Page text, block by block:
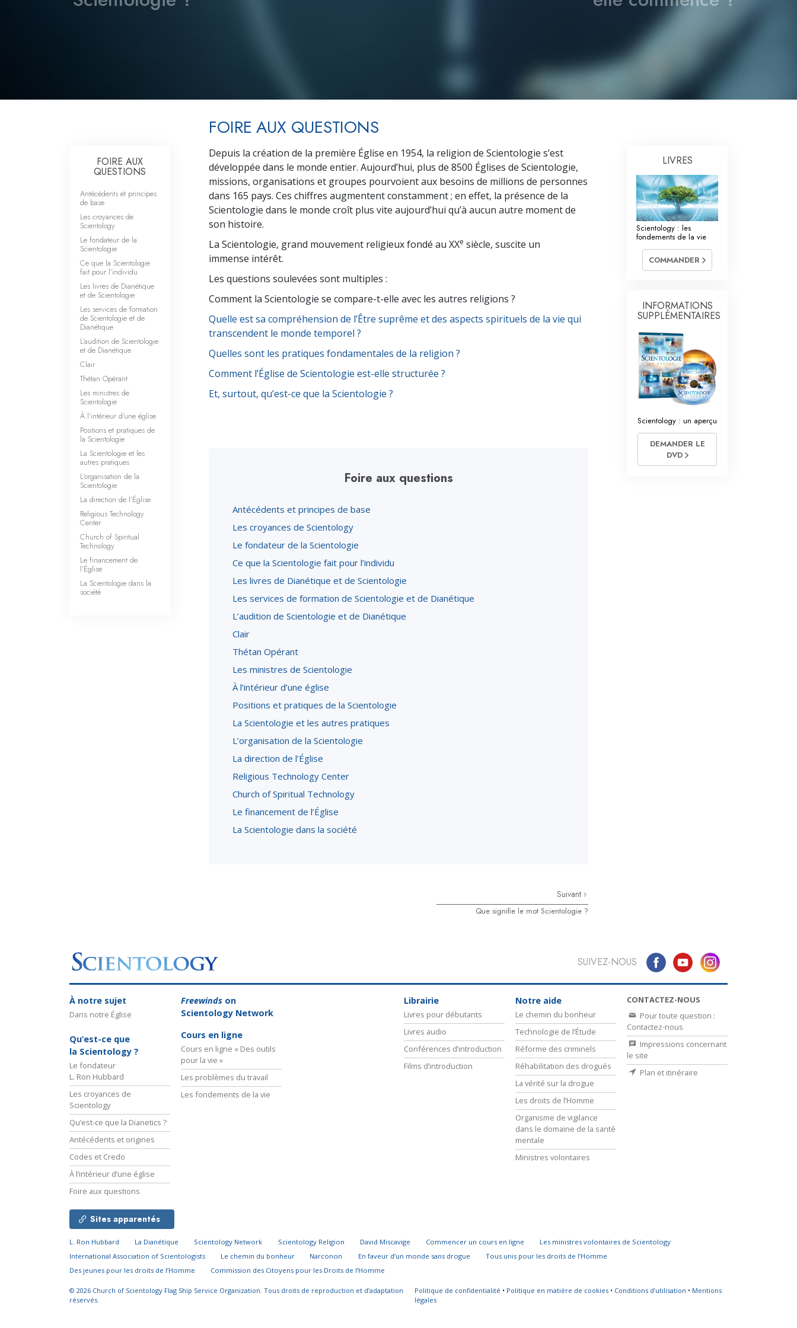
Les ministres volontaires de Scientology
FOIRE AUX QUESTIONS
Depuis la création de la première Église en 1954, la religion de Scientologie s’est
développée dans le monde entier. Aujourd’hui, plus de 8500 Églises de Scientologie,
missions, organisations et groupes pourvoient aux besoins de millions de personnes
dans 165 pays. Ces chiffres augmentent constamment ; en effet, la présence de la
Scientologie dans le monde croît plus vite aujourd’hui qu’à aucun autre moment de
son histoire.
La Scientologie, grand mouvement religieux fondé au XXe siècle, suscite un
immense intérêt.
Les questions soulevées sont multiples :
Comment la Scientologie se compare-t-elle avec les autres religions ?
Quelle est sa compréhension de l’Être suprême et des aspects spirituels de la vie qui
transcendent le monde temporel ?
Quelles sont les pratiques fondamentales de la religion ?
Comment l’Église de Scientologie est-elle structurée ?
Et, surtout, qu’est-ce que la Scientologie ?
Foire aux questions
Antécédents et principes de base
Les croyances de Scientology
Le fondateur de la Scientologie
Ce que la Scientologie fait pour l’individu
Les livres de Dianétique et de Scientologie
Les services de formation de Scientologie et de Dianétique
L’audition de Scientologie et de Dianétique
Clair
Thétan Opérant
Les ministres de Scientologie
À l’intérieur d’une église
Positions et pratiques de la Scientologie
La Scientologie et les autres pratiques
L’organisation de la Scientologie
La direction de l’Église
Religious Technology Center
Church of Spiritual Technology
Le financement de l’Église
La Scientologie dans la société
Suivant
Que signifie le mot Scientologie ?
FOIRE AUX
QUESTIONS
Antécédents et principes
de base
Les croyances de
Scientology
Le fondateur de la
Scientologie
Ce que la Scientologie
fait pour l’individu
Les livres de Dianétique
et de Scientologie
Les services de formation
de Scientologie et de
Dianétique
L’audition de Scientologie
et de Dianétique
Clair
Thétan Opérant
Les ministres de
Scientologie
À l’intérieur d’une église
Positions et pratiques de
la Scientologie
La Scientologie et les
autres pratiques
L’organisation de la
Scientologie
La direction de l’Église
Religious Technology
Center
Church of Spiritual
Technology
Le financement de
l’Église
La Scientologie dans la
société
LIVRES
Scientology : les
fondements de la vie
COMMANDER
INFORMATIONS
SUPPLÉMENTAIRES
Scientology : un aperçu
DEMANDER LE
DVD
SUIVEZ-NOUS
À notre sujet
Dans notre Église
Qu’est-ce que
la Scientology ?
Le fondateur
L. Ron Hubbard
Les croyances de
Scientology
Qu’est-ce que la Dianetics ?
Antécédents et origines
Codes et Credo
À l’intérieur d’une église
Foire aux questions
Freewinds on
Scientology Network
Cours en ligne
Cours en ligne « Des outils
pour la vie »
Les problèmes du travail
Les fondements de la vie
Librairie
Livres pour débutants
Livres audio
Conférences d’introduction
Films d’introduction
Notre aide
Le chemin du bonheur
Technologie de l’Étude
Réforme des criminels
Réhabilitation des drogués
La vérité sur la drogue
Les droits de l’Homme
Organisme de vigilance
dans le domaine de la santé
mentale
Ministres volontaires
CONTACTEZ-NOUS
Pour toute question :
Contactez-nous
Impressions concernant
le site
Plan et itinéraire
Sites apparentés
L. Ron Hubbard La Dianétique Scientology Network Scientology Religion David Miscavige Commencer un cours en ligne
Les ministres volontaires de Scientology
International Association of Scientologists
Le chemin du bonheur Narconon En faveur d’un monde sans drogue
Tous unis pour les droits de l’Homme
Des jeunes pour les droits de l’Homme
Commission des Citoyens pour les Droits de l’Homme
© 2026 Church of Scientology Flag Ship Service Organization. Tous droits de reproduction et d’adaptation
réservés.
Politique de confidentialité • Politique en matière de cookies • Conditions d’utilisation • Mentions
légales